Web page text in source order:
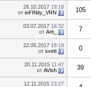
26.10.2017 19:18
от inFINity_VRN 105
03.07.2017 16:32
от Ant_ 7
22.05.2017 18:19
от svett 0
20.11.2015 11:47
от AVish 39
12.11.2015 23:27